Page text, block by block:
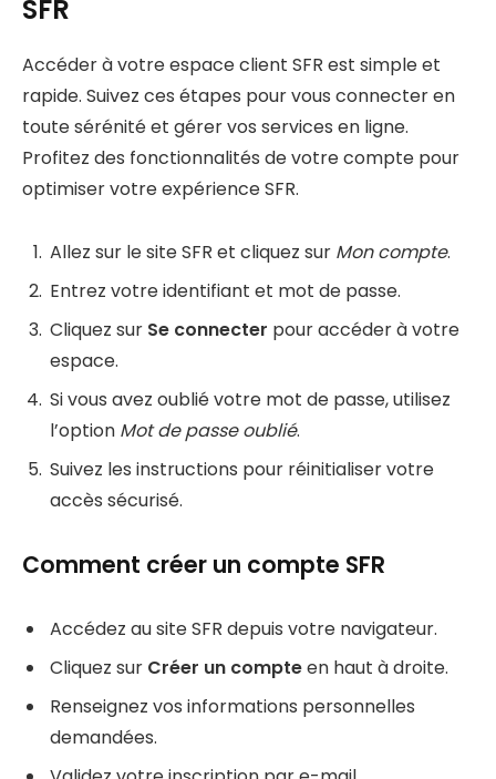
SFR
Accéder à votre espace client SFR est simple et
rapide. Suivez ces étapes pour vous connecter en
toute sérénité et gérer vos services en ligne.
Profitez des fonctionnalités de votre compte pour
optimiser votre expérience SFR.
Allez sur le site SFR et cliquez sur Mon compte.
Entrez votre identifiant et mot de passe.
Cliquez sur Se connecter pour accéder à votre
espace.
Si vous avez oublié votre mot de passe, utilisez
l’option Mot de passe oublié.
Suivez les instructions pour réinitialiser votre
accès sécurisé.
Comment créer un compte SFR
Accédez au site SFR depuis votre navigateur.
Cliquez sur Créer un compteen haut à droite.
Renseignez vos informations personnelles
demandées.